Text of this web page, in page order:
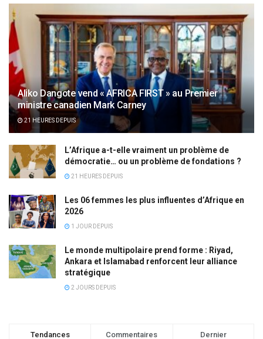
Aliko Dangote vend « AFRICA FIRST » au Premier
ministre canadien Mark Carney
21 HEURES DEPUIS
L’Afrique a-t-elle vraiment un problème de
démocratie… ou un problème de fondations ?
21 HEURES DEPUIS
Les 06 femmes les plus influentes d’Afrique en
2026
1 JOUR DEPUIS
Le monde multipolaire prend forme : Riyad,
Ankara et Islamabad renforcent leur alliance
stratégique
2 JOURS DEPUIS
Tendances Commentaires Dernier